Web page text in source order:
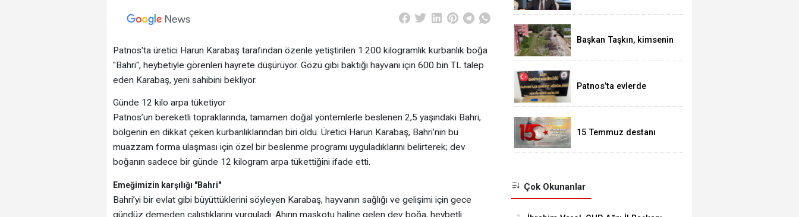
Patnos'ta üretici Harun Karabaş tarafından özenle yetiştirilen 1.200 kilogramlık kurbanlık boğa
"Bahri", heybetiyle görenleri hayrete düşürüyor. Gözü gibi baktığı hayvanı için 600 bin TL talep
eden Karabaş, yeni sahibini bekliyor.
Günde 12 kilo arpa tüketiyor
Patnos’un bereketli topraklarında, tamamen doğal yöntemlerle beslenen 2,5 yaşındaki Bahri,
bölgenin en dikkat çeken kurbanlıklarından biri oldu. Üretici Harun Karabaş, Bahri’nin bu
muazzam forma ulaşması için özel bir beslenme programı uyguladıklarını belirterek; dev
boğanın sadece bir günde 12 kilogram arpa tükettiğini ifade etti.
Emeğimizin karşılığı "Bahri"
Bahri’yi bir evlat gibi büyüttüklerini söyleyen Karabaş, hayvanın sağlığı ve gelişimi için gece
gündüz demeden çalıştıklarını vurguladı. Ahırın maskotu haline gelen dev boğa, heybetli
gazetecilerle bir araya
Başkan Taşkın, kimsenin
etmeye hakkı yok
Patnos’ta evlerde
suçüstü yakalandı
15 Temmuz destanı
Çok Okunanlar